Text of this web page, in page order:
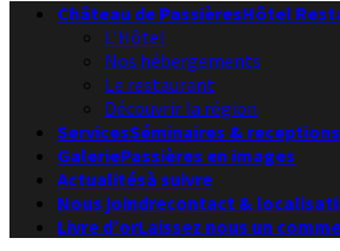
Château de PassièresHôtel
L’Hôtel
Nos hébergements
Le restaurant
Découvrir la région
ServicesSéminaires & receptions
GaleriePassières en images
Actualitésà suivre
Nous joindrecontact &
Livre d’orLaissez nous un